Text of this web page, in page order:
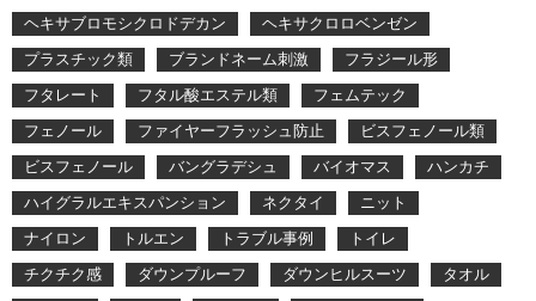
ヘキサブロモシクロドデカン
ヘキサクロロベンゼン
プラスチック類
ブランドネーム刺激
フラジール形
フタレート
フタル酸エステル類
フェムテック
フェノール
ファイヤーフラッシュ防止
ビスフェノール類
ビスフェノール
バングラデシュ バイオマス
ハンカチ
ハイグラルエキスパンション
ネクタイ
ニット
ナイロン
トルエン トラブル事例
トイレ
チクチク感
ダウンプルーフ ダウンヒルスーツ
タオル